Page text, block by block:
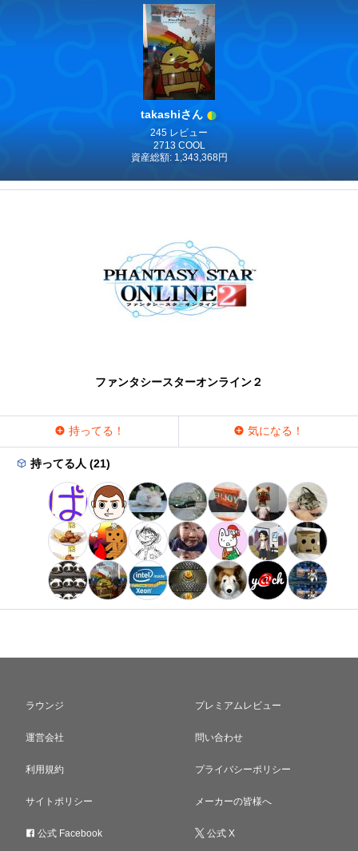
takashiさん
245 レビュー
2713 COOL
資産総額: 1,343,368円
ファンタシースターオンライン２
持ってる！ 気になる！
持ってる人 (21)
ラウンジ プレミアムレビュー
運営会社 問い合わせ
利用規約 プライバシーポリシー
サイトポリシー メーカーの皆様へ
公式 Facebook 公式 X